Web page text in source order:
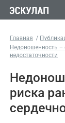
Главная
Недоношенность –
недостаточности
риска